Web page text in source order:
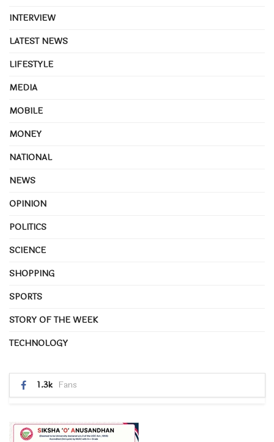
INTERVIEW
LATEST NEWS
LIFESTYLE
MEDIA
MOBILE
MONEY
NATIONAL
NEWS
OPINION
POLITICS
SCIENCE
SHOPPING
SPORTS
STORY OF THE WEEK
TECHNOLOGY
1.3k Fans